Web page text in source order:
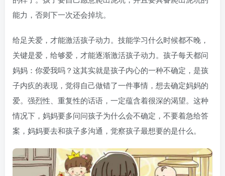
能力，否则下一次还会掉坑。
给足关爱，才能激活孩子动力。技能学习什么时候都不晚，
关键是爱，给够爱，才能逐渐激活孩子动力。孩子每天都问
妈妈：你爱我吗？这其实就是孩子内心的一种不确定，是孩
子内疚的表现，觉得自己做错了一件事情，想去确定妈妈的
爱。强烈性、重复性的话语，一定蕴含着很深的渴望。这种
情况下，妈妈要多问问孩子为什么会不确定，不要着急给答
案，妈妈要去和孩子多沟通，觉察孩子最想要的是什么。